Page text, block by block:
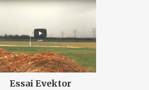
Essai Evektor